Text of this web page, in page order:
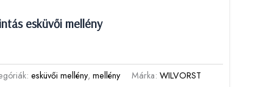
esküvői mellény
esküvői mellény,mellény Márka:WILVORST